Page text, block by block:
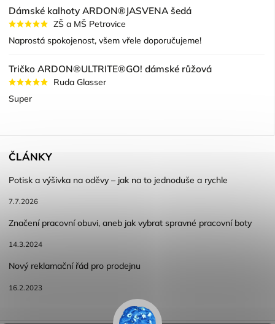
Dámské kalhoty ARDON®JASVENA šedá
ZŠ a MŠ Petrovice
Naprostá spokojenost, všem vřele doporučujeme!
Tričko ARDON®ULTRITE®GO! dámské růžová
Ruda Glasser
Super
ČLÁNKY
Potisk a výšivka na oděvy – jak na to jednoduše a rychle
7.7.2026
Značení pracovní obuvi, aneb jak vybrat spravné pracovní boty
14.3.2024
Nový reklamační řád pro prodejnu
16.2.2023